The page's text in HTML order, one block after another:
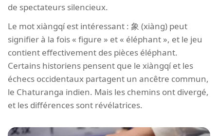
de spectateurs silencieux.
Le mot xiàngqí est intéressant : 象 (xiàng) peut
signifier à la fois « figure » et « éléphant », et le jeu
contient effectivement des pièces éléphant.
Certains historiens pensent que le xiàngqí et les
échecs occidentaux partagent un ancêtre commun,
le Chaturanga indien. Mais les chemins ont divergé,
et les différences sont révélatrices.